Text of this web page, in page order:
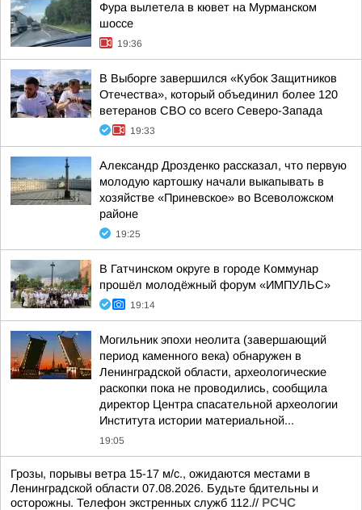
Фура вылетела в кювет на Мурманском
шоссе
19:36
В Выборге завершился «Кубок Защитников
Отечества», который объединил более 120
ветеранов СВО со всего Северо-Запада
19:33
Александр Дрозденко рассказал, что первую
молодую картошку начали выкапывать в
хозяйстве «Приневское» во Всеволожском
районе
19:25
В Гатчинском округе в городе Коммунар
прошёл молодёжный форум «ИМПУЛЬС»
19:14
Могильник эпохи неолита (завершающий
период каменного века) обнаружен в
Ленинградской области, археологические
раскопки пока не проводились, сообщила
директор Центра спасательной археологии
Института истории материальной...
19:05
Грозы, порывы ветра 15-17 м/с., ожидаются местами в
Ленинградской области 07.08.2026. Будьте бдительны и
осторожны. Телефон экстренных служб 112.// РСЧС